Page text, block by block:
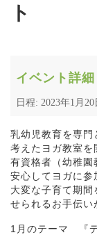
ト
イベント詳細
日程: 2023年1月20
乳幼児教育を専門
考えたヨガ教室を
有資格者（幼稚園
安心してヨガに参
大変な子育て期
せられるお手伝い
1月のテーマ 『デ